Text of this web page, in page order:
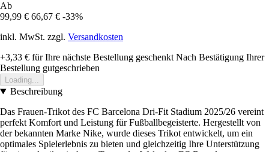
Ab
99,99 € 66,67 € -33%
inkl. MwSt. zzgl. Versandkosten
+3,33 € für Ihre nächste Bestellung geschenkt Nach Bestätigung Ihrer
Bestellung gutgeschrieben
Loading...
Beschreibung
Das Frauen-Trikot des FC Barcelona Dri-Fit Stadium 2025/26 vereint
perfekt Komfort und Leistung für Fußballbegeisterte. Hergestellt von
der bekannten Marke Nike, wurde dieses Trikot entwickelt, um ein
optimales Spielerlebnis zu bieten und gleichzeitig Ihre Unterstützung